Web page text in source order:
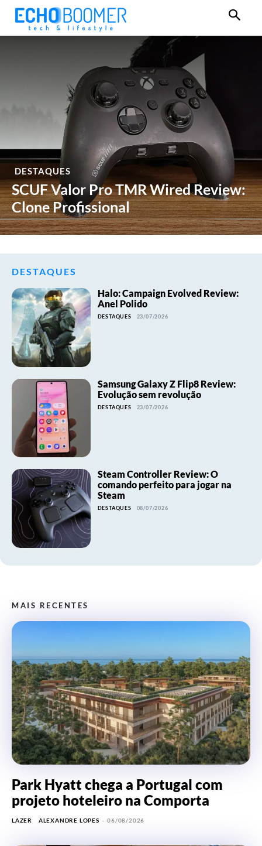
DESTAQUES
SCUF Valor Pro TMR Wired Review:
Clone Profissional
DESTAQUES
Halo: Campaign Evolved Review:
Anel Polido
DESTAQUES 23/07/2026
Samsung Galaxy Z Flip8 Review:
Evolução sem revolução
DESTAQUES 23/07/2026
Steam Controller Review: O
comando perfeito para jogar na
Steam
DESTAQUES 08/07/2026
MAIS RECENTES
Park Hyatt chega a Portugal com
projeto hoteleiro na Comporta
LAZER ALEXANDRE LOPES - 06/08/2026